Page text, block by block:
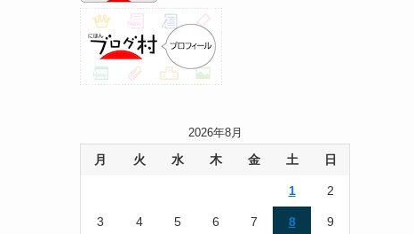
2026年8月
月 火 水 木 金 土 日
1 2
3 4 5 6 7 8 9